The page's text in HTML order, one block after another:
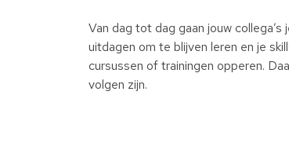
Van dag tot dag gaan jouw
uitdagen om te blijven leren en je
cursussen of trainingen opperen.
volgen zijn.